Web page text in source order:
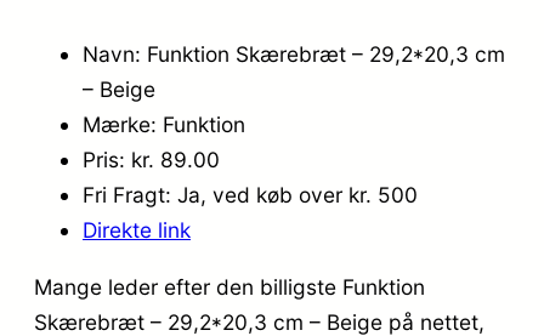
Navn: Funktion Skærebræt – 29,2*20,3 cm
– Beige
Mærke: Funktion
Pris: kr. 89.00
Fri Fragt: Ja, ved køb over kr. 500
Direkte link
Mange leder efter den billigste Funktion
Skærebræt – 29,2*20,3 cm – Beige på nettet,